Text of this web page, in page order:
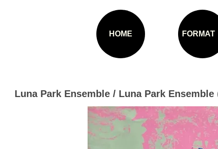
HOME FORMAT
Luna Park Ensemble / Luna Park Ensemble